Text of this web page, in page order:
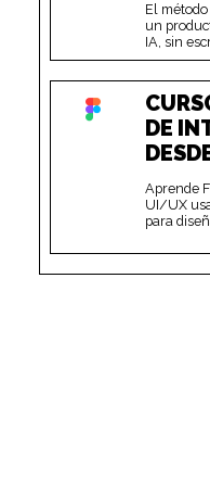
El
un
IA, sin
DE
Aprende
UI/UX
para